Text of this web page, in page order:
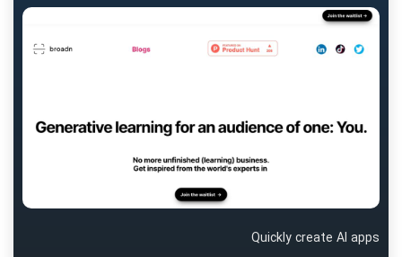
Quickly create AI apps